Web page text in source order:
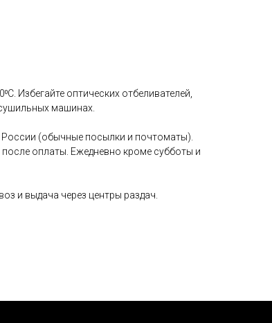
Избегайте оптических отбеливателей,
машинах.
(обычные посылки и почтоматы).
оплаты. Ежедневно кроме субботы и
и выдача через центры раздач.